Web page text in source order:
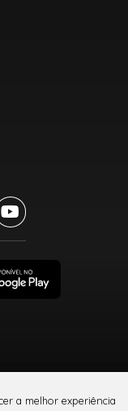
a melhor experiência